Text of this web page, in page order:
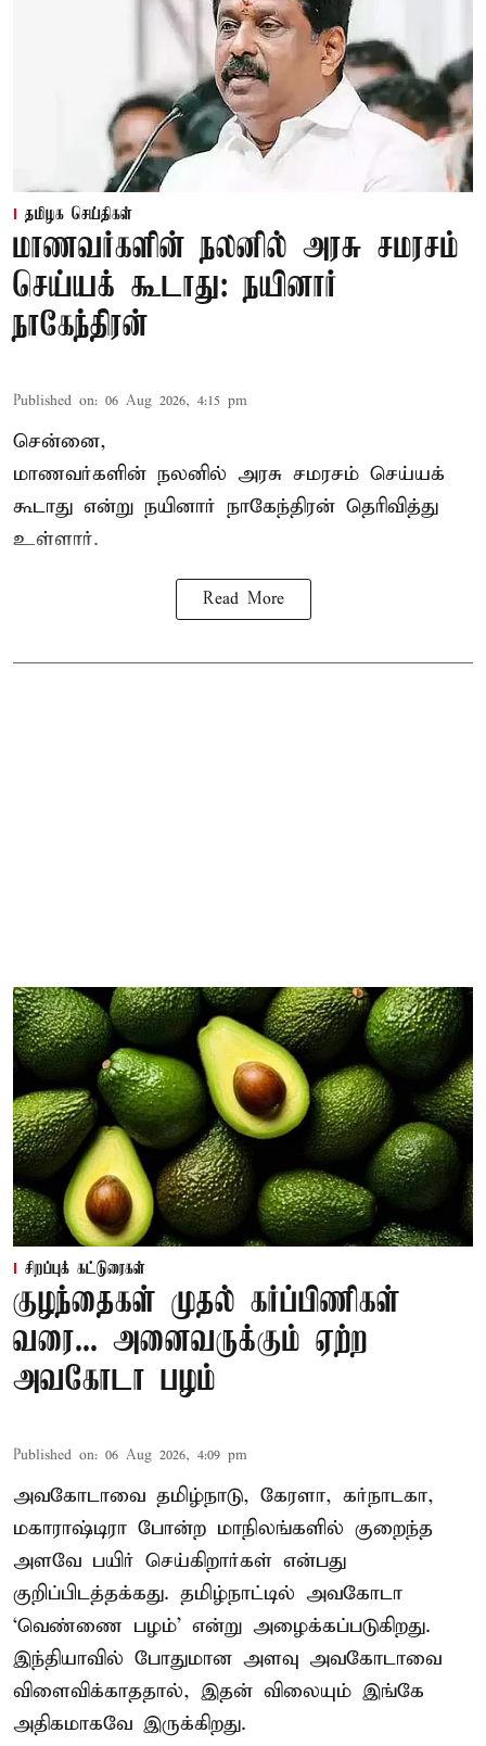
தமிழக செய்திகள்
மாணவர்களின் நலனில் அரசு சமரசம்
செய்யக் கூடாது: நயினார்
நாகேந்திரன்
Published on: 06 Aug 2026, 4:15 pm
சென்னை,
மாணவர்களின் நலனில் அரசு சமரசம் செய்யக்
கூடாது என்று நயினார் நாகேந்திரன் தெரிவித்து
உள்ளார்.
Read More
சிறப்புக் கட்டுரைகள்
குழந்தைகள் முதல் கர்ப்பிணிகள்
வரை... அனைவருக்கும் ஏற்ற
அவகோடா பழம்
Published on: 06 Aug 2026, 4:09 pm
அவகோடாவை தமிழ்நாடு, கேரளா, கர்நாடகா,
மகாராஷ்டிரா போன்ற மாநிலங்களில் குறைந்த
அளவே பயிர் செய்கிறார்கள் என்பது
குறிப்பிடத்தக்கது. தமிழ்நாட்டில் அவகோடா
‘வெண்ணை பழம்’ என்று அழைக்கப்படுகிறது.
இந்தியாவில் போதுமான அளவு அவகோடாவை
விளைவிக்காததால், இதன் விலையும் இங்கே
அதிகமாகவே இருக்கிறது.